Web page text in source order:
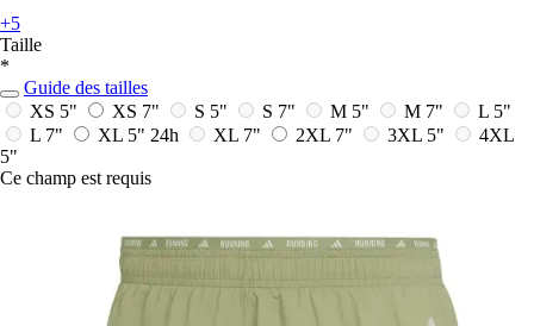
+5
Taille
*
Guide des tailles
XS 5"
XS 7" S 5" S 7" M 5" M 7"
L 5"
L 7"
XL 5" 24h XL 7" 2XL 7" 3XL 5"
4XL
5"
Ce champ est requis